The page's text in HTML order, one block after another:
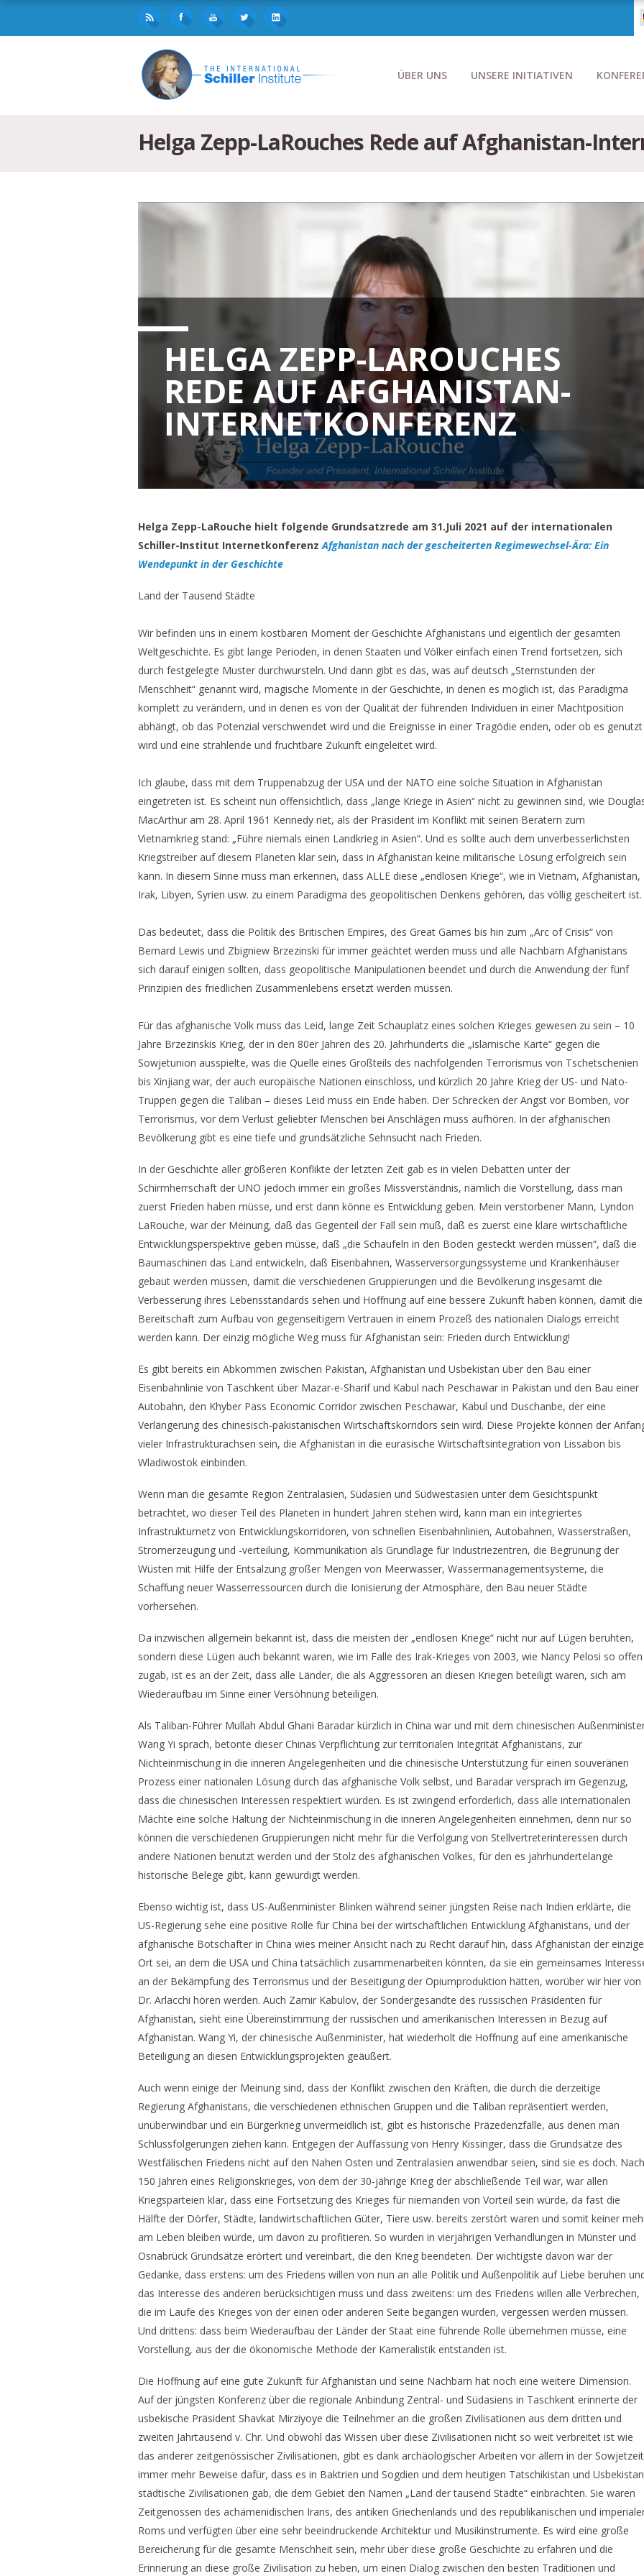
ÜBER UNS UNSERE INITIATIVEN
Helga Zepp-LaRouches Rede auf Afghanistan-
HELGA ZEPP-LAROUCHES
REDE AUF AFGHANISTAN-
INTERNETKONFERENZ
Helga Zepp-LaRouche hielt folgende Grundsatzrede am 31.Juli 2021 auf der internationalen
Schiller-Institut InternetkonferenzAfghanistan nach der gescheiterten Regimewechsel-Ära: Ein
Wendepunkt in der Geschichte
Land der Tausend Städte
Wir befinden uns in einem kostbaren Moment der Geschichte Afghanistans und eigentlich der gesamten
Weltgeschichte. Es gibt lange Perioden, in denen Staaten und Völker einfach einen Trend fortsetzen, sich
durch festgelegte Muster durchwursteln. Und dann gibt es das, was auf deutsch „Sternstunden der
Menschheit“ genannt wird, magische Momente in der Geschichte, in denen es möglich ist, das Paradigma
komplett zu verändern, und in denen es von der Qualität der führenden Individuen in einer Machtposition
abhängt, ob das Potenzial verschwendet wird und die Ereignisse in einer Tragödie enden, oder ob es genutzt
wird und eine strahlende und fruchtbare Zukunft eingeleitet wird.
Ich glaube, dass mit dem Truppenabzug der USA und der NATO eine solche Situation in Afghanistan
eingetreten ist. Es scheint nun offensichtlich, dass „lange Kriege in Asien“ nicht zu gewinnen sind, wie
MacArthur am 28. April 1961 Kennedy riet, als der Präsident im Konflikt mit seinen Beratern zum
Vietnamkrieg stand: „Führe niemals einen Landkrieg in Asien“. Und es sollte auch dem unverbesserlichsten
Kriegstreiber auf diesem Planeten klar sein, dass in Afghanistan keine militärische Lösung erfolgreich sein
kann. In diesem Sinne muss man erkennen, dass ALLE diese „endlosen Kriege“, wie in Vietnam, Afghanistan,
Irak, Libyen, Syrien usw. zu einem Paradigma des geopolitischen Denkens gehören, das völlig gescheitert ist.
Das bedeutet, dass die Politik des Britischen Empires, des Great Games bis hin zum „Arc of Crisis“ von
Bernard Lewis und Zbigniew Brzezinski für immer geächtet werden muss und alle Nachbarn Afghanistans
sich darauf einigen sollten, dass geopolitische Manipulationen beendet und durch die Anwendung der fünf
Prinzipien des friedlichen Zusammenlebens ersetzt werden müssen.
Für das afghanische Volk muss das Leid, lange Zeit Schauplatz eines solchen Krieges gewesen zu sein – 10
Jahre Brzezinskis Krieg, der in den 80er Jahren des 20. Jahrhunderts die „islamische Karte“ gegen die
Sowjetunion ausspielte, was die Quelle eines Großteils des nachfolgenden Terrorismus von Tschetschenien
bis Xinjiang war, der auch europäische Nationen einschloss, und kürzlich 20 Jahre Krieg der US- und Nato-
Truppen gegen die Taliban – dieses Leid muss ein Ende haben. Der Schrecken der Angst vor Bomben, vor
Terrorismus, vor dem Verlust geliebter Menschen bei Anschlägen muss aufhören. In der afghanischen
Bevölkerung gibt es eine tiefe und grundsätzliche Sehnsucht nach Frieden.
In der Geschichte aller größeren Konflikte der letzten Zeit gab es in vielen Debatten unter der
Schirmherrschaft der UNO jedoch immer ein großes Missverständnis, nämlich die Vorstellung, dass man
zuerst Frieden haben müsse, und erst dann könne es Entwicklung geben. Mein verstorbener Mann, Lyndon
LaRouche, war der Meinung, daß das Gegenteil der Fall sein muß, daß es zuerst eine klare wirtschaftliche
Entwicklungsperspektive geben müsse, daß „die Schaufeln in den Boden gesteckt werden müssen“, daß die
Baumaschinen das Land entwickeln, daß Eisenbahnen, Wasserversorgungssysteme und Krankenhäuser
gebaut werden müssen, damit die verschiedenen Gruppierungen und die Bevölkerung insgesamt die
Verbesserung ihres Lebensstandards sehen und Hoffnung auf eine bessere Zukunft haben können, damit die
Bereitschaft zum Aufbau von gegenseitigem Vertrauen in einem Prozeß des nationalen Dialogs erreicht
werden kann. Der einzig mögliche Weg muss für Afghanistan sein: Frieden durch Entwicklung!
Es gibt bereits ein Abkommen zwischen Pakistan, Afghanistan und Usbekistan über den Bau einer
Eisenbahnlinie von Taschkent über Mazar-e-Sharif und Kabul nach Peschawar in Pakistan und den Bau einer
Autobahn, den Khyber Pass Economic Corridor zwischen Peschawar, Kabul und Duschanbe, der eine
Verlängerung des chinesisch-pakistanischen Wirtschaftskorridors sein wird. Diese Projekte können der
vieler Infrastrukturachsen sein, die Afghanistan in die eurasische Wirtschaftsintegration von Lissabon bis
Wladiwostok einbinden.
Wenn man die gesamte Region Zentralasien, Südasien und Südwestasien unter dem Gesichtspunkt
betrachtet, wo dieser Teil des Planeten in hundert Jahren stehen wird, kann man ein integriertes
Infrastrukturnetz von Entwicklungskorridoren, von schnellen Eisenbahnlinien, Autobahnen, Wasserstraßen,
Stromerzeugung und -verteilung, Kommunikation als Grundlage für Industriezentren, die Begrünung der
Wüsten mit Hilfe der Entsalzung großer Mengen von Meerwasser, Wassermanagementsysteme, die
Schaffung neuer Wasserressourcen durch die Ionisierung der Atmosphäre, den Bau neuer Städte
vorhersehen.
Da inzwischen allgemein bekannt ist, dass die meisten der „endlosen Kriege“ nicht nur auf Lügen beruhten,
sondern diese Lügen auch bekannt waren, wie im Falle des Irak-Krieges von 2003, wie Nancy Pelosi so offen
zugab, ist es an der Zeit, dass alle Länder, die als Aggressoren an diesen Kriegen beteiligt waren, sich am
Wiederaufbau im Sinne einer Versöhnung beteiligen.
Als Taliban-Führer Mullah Abdul Ghani Baradar kürzlich in China war und mit dem chinesischen
Wang Yi sprach, betonte dieser Chinas Verpflichtung zur territorialen Integrität Afghanistans, zur
Nichteinmischung in die inneren Angelegenheiten und die chinesische Unterstützung für einen souveränen
Prozess einer nationalen Lösung durch das afghanische Volk selbst, und Baradar versprach im Gegenzug,
dass die chinesischen Interessen respektiert würden. Es ist zwingend erforderlich, dass alle internationalen
Mächte eine solche Haltung der Nichteinmischung in die inneren Angelegenheiten einnehmen, denn nur so
können die verschiedenen Gruppierungen nicht mehr für die Verfolgung von Stellvertreterinteressen durch
andere Nationen benutzt werden und der Stolz des afghanischen Volkes, für den es jahrhundertelange
historische Belege gibt, kann gewürdigt werden.
Ebenso wichtig ist, dass US-Außenminister Blinken während seiner jüngsten Reise nach Indien erklärte, die
US-Regierung sehe eine positive Rolle für China bei der wirtschaftlichen Entwicklung Afghanistans, und der
afghanische Botschafter in China wies meiner Ansicht nach zu Recht darauf hin, dass Afghanistan der einzige
Ort sei, an dem die USA und China tatsächlich zusammenarbeiten könnten, da sie ein gemeinsames
an der Bekämpfung des Terrorismus und der Beseitigung der Opiumproduktion hätten, worüber wir hier von
Dr. Arlacchi hören werden. Auch Zamir Kabulov, der Sondergesandte des russischen Präsidenten für
Afghanistan, sieht eine Übereinstimmung der russischen und amerikanischen Interessen in Bezug auf
Afghanistan. Wang Yi, der chinesische Außenminister, hat wiederholt die Hoffnung auf eine amerikanische
Beteiligung an diesen Entwicklungsprojekten geäußert.
Auch wenn einige der Meinung sind, dass der Konflikt zwischen den Kräften, die durch die derzeitige
Regierung Afghanistans, die verschiedenen ethnischen Gruppen und die Taliban repräsentiert werden,
unüberwindbar und ein Bürgerkrieg unvermeidlich ist, gibt es historische Präzedenzfälle, aus denen man
Schlussfolgerungen ziehen kann. Entgegen der Auffassung von Henry Kissinger, dass die Grundsätze des
Westfälischen Friedens nicht auf den Nahen Osten und Zentralasien anwendbar seien, sind sie es doch. Nach
150 Jahren eines Religionskrieges, von dem der 30-jährige Krieg der abschließende Teil war, war allen
Kriegsparteien klar, dass eine Fortsetzung des Krieges für niemanden von Vorteil sein würde, da fast die
Hälfte der Dörfer, Städte, landwirtschaftlichen Güter, Tiere usw. bereits zerstört waren und somit keiner
am Leben bleiben würde, um davon zu profitieren. So wurden in vierjährigen Verhandlungen in Münster und
Osnabrück Grundsätze erörtert und vereinbart, die den Krieg beendeten. Der wichtigste davon war der
Gedanke, dass erstens: um des Friedens willen von nun an alle Politik und Außenpolitik auf Liebe beruhen
das Interesse des anderen berücksichtigen muss und dass zweitens: um des Friedens willen alle Verbrechen,
die im Laufe des Krieges von der einen oder anderen Seite begangen wurden, vergessen werden müssen.
Und drittens: dass beim Wiederaufbau der Länder der Staat eine führende Rolle übernehmen müsse, eine
Vorstellung, aus der die ökonomische Methode der Kameralistik entstanden ist.
Die Hoffnung auf eine gute Zukunft für Afghanistan und seine Nachbarn hat noch eine weitere Dimension.
Auf der jüngsten Konferenz über die regionale Anbindung Zentral- und Südasiens in Taschkent erinnerte der
usbekische Präsident Shavkat Mirziyoye die Teilnehmer an die großen Zivilisationen aus dem dritten und
zweiten Jahrtausend v. Chr. Und obwohl das Wissen über diese Zivilisationen nicht so weit verbreitet ist wie
das anderer zeitgenössischer Zivilisationen, gibt es dank archäologischer Arbeiten vor allem in der Sowjetzeit
immer mehr Beweise dafür, dass es in Baktrien und Sogdien und dem heutigen Tatschikistan und Usbekistan
städtische Zivilisationen gab, die dem Gebiet den Namen „Land der tausend Städte“ einbrachten. Sie waren
Zeitgenossen des achämenidischen Irans, des antiken Griechenlands und des republikanischen und
Roms und verfügten über eine sehr beeindruckende Architektur und Musikinstrumente. Es wird eine große
Bereicherung für die gesamte Menschheit sein, mehr über diese große Geschichte zu erfahren und die
Erinnerung an diese große Zivilisation zu heben, um einen Dialog zwischen den besten Traditionen und